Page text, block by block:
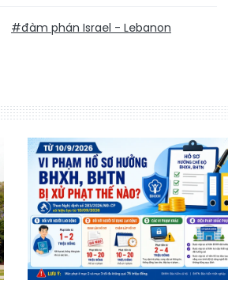
#đàm phán Israel - Lebanon